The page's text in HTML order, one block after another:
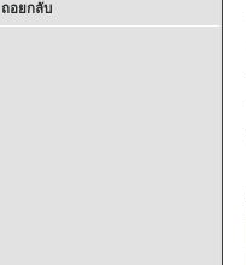
ถอยกลับ